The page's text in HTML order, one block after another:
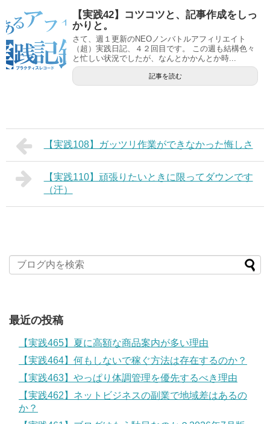
【実践42】コツコツと、記事作成をしっ
かりと。
さて、週１更新のNEOノンバトルアフィリエイト
（超）実践日記、４２回目です。 この週も結構色々
と忙しい状況でしたが、なんとかかんとか時...
記事を読む
【実践108】ガッツリ作業ができなかった悔しさ
【実践110】頑張りたいときに限ってダウンです
（汗）
最近の投稿
【実践465】夏に高額な商品案内が多い理由
【実践464】何もしないで稼ぐ方法は存在するのか？
【実践463】やっぱり体調管理を優先するべき理由
【実践462】ネットビジネスの副業で地域差はあるの
か？